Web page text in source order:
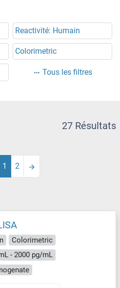
Reactivité: Humain
Colorimetric
Tous les filtres
27 Résultats
1 2
Colorimetric
- 2000 pg/mL